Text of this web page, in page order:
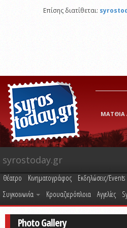
Επίσης διατίθεται:
ΜΑΤΘΙΑ
syrostoday.gr
Θέατρο Κινηματογράφος Εκδηλώσεις/Events
Συγκοινωνία
Κρουαζιερόπλοια Αγγελίες
Photo Gallery